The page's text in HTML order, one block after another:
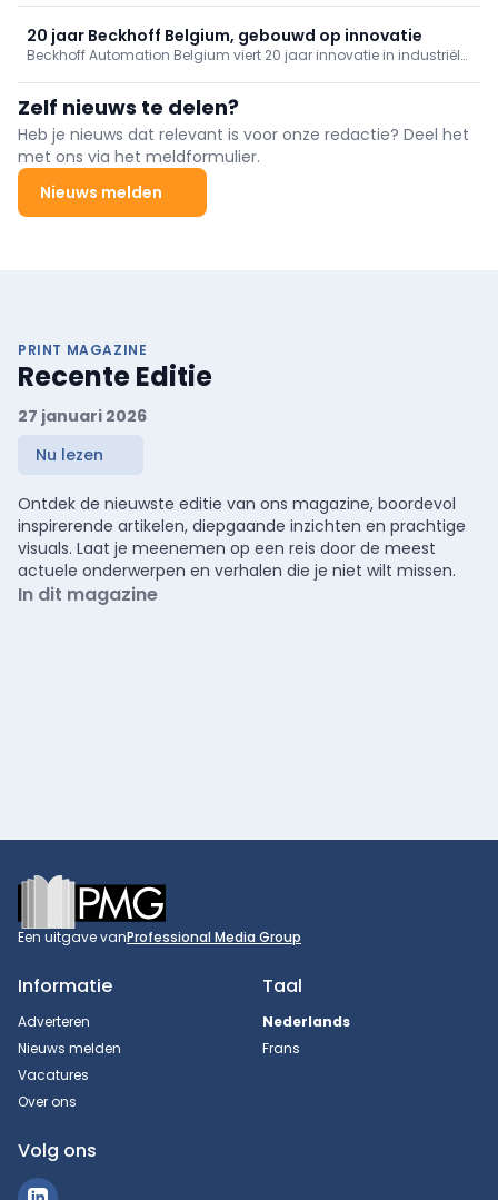
toekomstbestendige, schaalbare machinebouw.
20 jaar Beckhoff Belgium, gebouwd op innovatie
Beckhoff Automation Belgium viert 20 jaar innovatie in industriële
de industrie blijven vernieuwen.
Zelf nieuws te delen?
Heb je nieuws dat relevant is voor onze redactie? Deel het
met ons via het meldformulier.
Nieuws melden
PRINT MAGAZINE
Recente Editie
27 januari 2026
Nu lezen
Ontdek de nieuwste editie van ons magazine, boordevol
inspirerende artikelen, diepgaande inzichten en prachtige
visuals. Laat je meenemen op een reis door de meest
actuele onderwerpen en verhalen die je niet wilt missen.
In dit magazine
Footer
Een uitgave vanProfessional Media Group
Informatie
Adverteren
Nieuws melden
Vacatures
Over ons
Taal
Nederlands
Frans
Volg ons